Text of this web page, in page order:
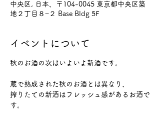
中央区, 日本、〒104-0045 東京都中央区築
地２丁目８−２ Base Bldg 5F
イベントについて
秋のお酒の次はいよいよ新酒です。
蔵で熟成された秋のお酒とは異なり、
搾りたての新酒はフレッシュ感があるお酒で
す。